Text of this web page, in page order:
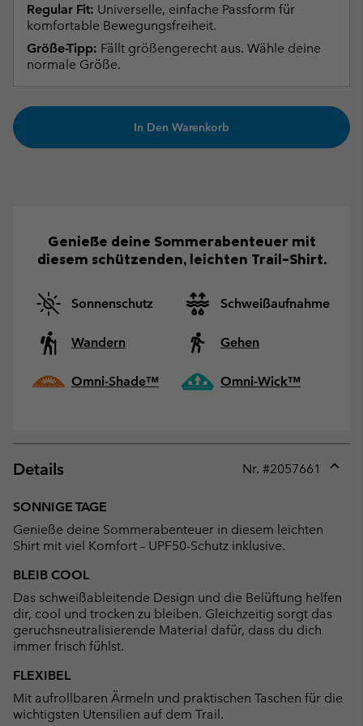
Regular Fit: Universelle, einfache Passform für
komfortable Bewegungsfreiheit.
Größe-Tipp: Fällt größengerecht aus. Wähle deine
normale Größe.
In Den Warenkorb
Genieße deine Sommerabenteuer mit
diesem schützenden, leichten Trail-Shirt.
Sonnenschutz Schweißaufnahme
Wandern Gehen
Omni-Shade™ Omni-Wick™
Details Nr. #2057661
SONNIGE TAGE
Genieße deine Sommerabenteuer in diesem leichten
Shirt mit viel Komfort – UPF50-Schutz inklusive.
BLEIB COOL
Das schweißableitende Design und die Belüftung helfen
dir, cool und trocken zu bleiben. Gleichzeitig sorgt das
geruchsneutralisierende Material dafür, dass du dich
immer frisch fühlst.
FLEXIBEL
Mit aufrollbaren Ärmeln und praktischen Taschen für die
wichtigsten Utensilien auf dem Trail.